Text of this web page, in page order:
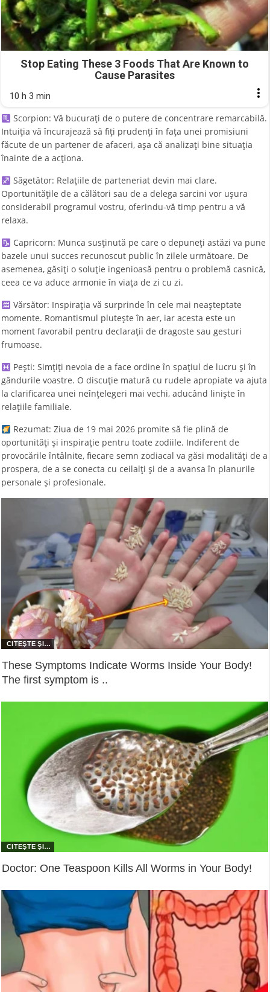
Stop Eating These 3 Foods That Are Known to
Cause Parasites
10 h 3 min
Scorpion: Vă bucurați de o putere de concentrare remarcabilă.
Intuiția vă încurajează să fiți prudenți în fața unei promisiuni
făcute de un partener de afaceri, așa că analizați bine situația
înainte de a acționa.
Săgetător: Relațiile de parteneriat devin mai clare.
Oportunitățile de a călători sau de a delega sarcini vor ușura
considerabil programul vostru, oferindu-vă timp pentru a vă
relaxa.
Capricorn: Munca susținută pe care o depuneți astăzi va pune
bazele unui succes recunoscut public în zilele următoare. De
asemenea, găsiți o soluție ingenioasă pentru o problemă casnică,
ceea ce va aduce armonie în viața de zi cu zi.
Vărsător: Inspirația vă surprinde în cele mai neașteptate
momente. Romantismul plutește în aer, iar acesta este un
moment favorabil pentru declarații de dragoste sau gesturi
frumoase.
Pești: Simțiți nevoia de a face ordine în spațiul de lucru și în
gândurile voastre. O discuție matură cu rudele apropiate va ajuta
la clarificarea unei neînțelegeri mai vechi, aducând liniște în
relațiile familiale.
Rezumat: Ziua de 19 mai 2026 promite să fie plină de
oportunități și inspirație pentru toate zodiile. Indiferent de
provocările întâlnite, fiecare semn zodiacal va găsi modalități de a
prospera, de a se conecta cu ceilalți și de a avansa în planurile
personale și profesionale.
These Symptoms Indicate Worms Inside Your Body!
The first symptom is ..
Doctor: One Teaspoon Kills All Worms in Your Body!